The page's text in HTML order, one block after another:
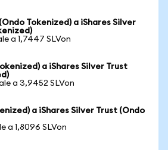
Tokenized) a iShares Silver
a 1,7447 SLVon
a iShares Silver Trust
a 3,9452 SLVon
a iShares Silver Trust (Ondo
a 1,8096 SLVon